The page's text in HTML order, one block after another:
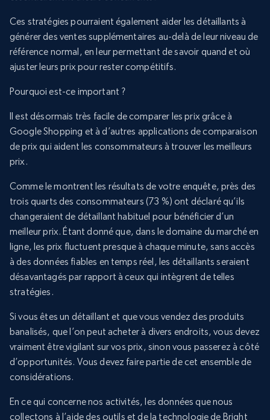
Ces stratégies pourraient également aider les détaillants à
générer des ventes supplémentaires au-delà de leur niveau de
référence normal, en leur permettant de savoir quand et où
ajuster leurs prix pour rester compétitifs.
Pourquoi est-ce important ?
Il est désormais très facile de comparer les prix grâce à
Google Shopping et à d’autres applications de comparaison
de prix qui aident les consommateurs à trouver les meilleurs
prix.
Comme le montrent les résultats de votre enquête, près des
trois quarts des consommateurs (73 %) ont déclaré qu’ils
changeraient de détaillant habituel pour bénéficier d’un
meilleur prix. Étant donné que, dans le domaine du marché en
ligne, les prix fluctuent presque à chaque minute, sans accès
à des données fiables en temps réel, les détaillants seraient
désavantagés par rapport à ceux qui intègrent de telles
stratégies.
Si vous êtes un détaillant et que vous vendez des produits
banalisés, que l’on peut acheter à divers endroits, vous devez
vraiment être vigilant sur vos prix, sinon vous passerez à côté
d’opportunités. Vous devez faire partie de cet ensemble de
considérations.
En ce qui concerne nos activités, les données que nous
collectons à l’aide des outils et de la technologie de Bright